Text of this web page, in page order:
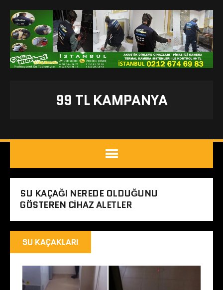
99 TL KAMPANYA
SU KAÇAĞI NEREDE OLDUĞUNU
GÖSTEREN CIHAZ ALETLER
SU KAÇAKLARI